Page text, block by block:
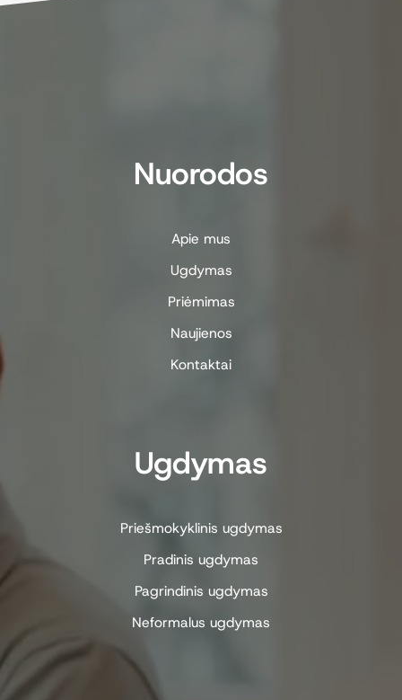
Nuorodos
Apie mus
Ugdymas
Priėmimas
Naujienos
Kontaktai
Ugdymas
Priešmokyklinis ugdymas
Pradinis ugdymas
Pagrindinis ugdymas
Neformalus ugdymas